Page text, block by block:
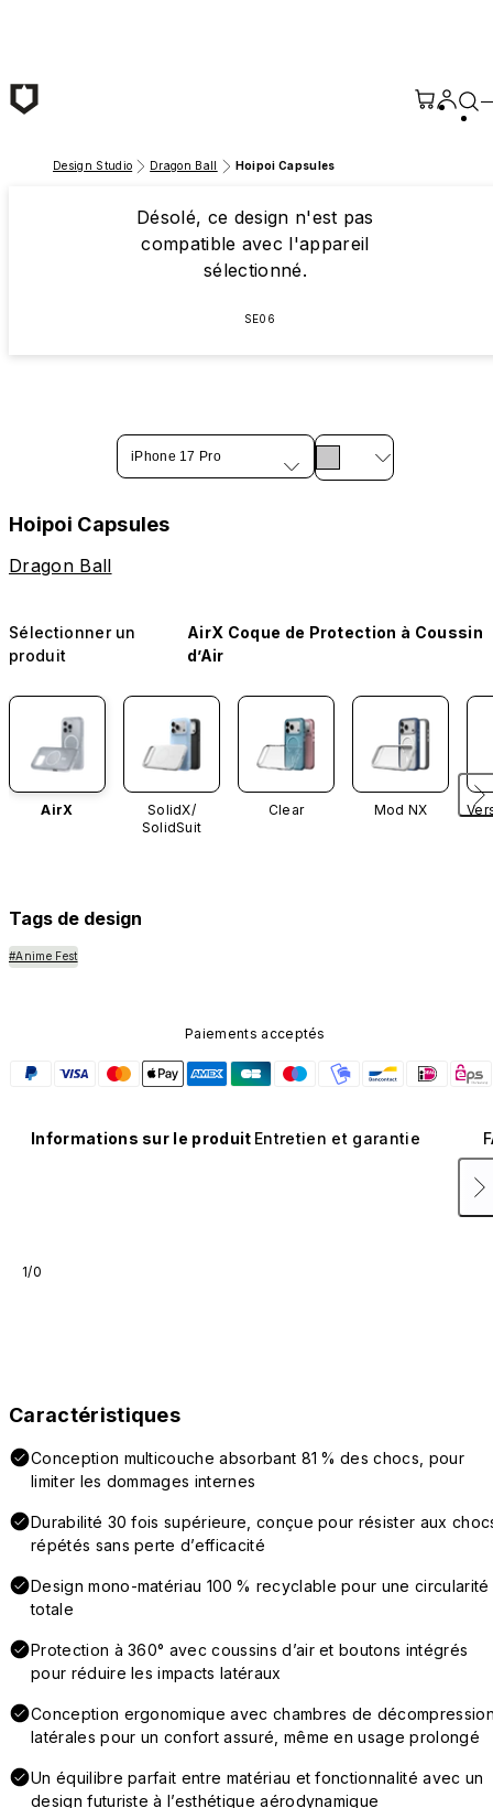
Design Studio Dragon Ball Hoipoi Capsules
Désolé, ce design n'est pas
compatible avec l'appareil
sélectionné.
SE06
iPhone 17 Pro
Hoipoi Capsules
Dragon Ball
Sélectionner un
produit
AirX Coque de Protection à Coussin
d’Air
AirX
SolidX/
SolidSuit
Clear Mod NX
Tags de design
#Anime Fest
Paiements acceptés
Informations sur le produit Entretien et garantie
1/0
Caractéristiques
Conception multicouche absorbant 81 % des chocs, pour
limiter les dommages internes
Durabilité 30 fois supérieure, conçue pour résister aux
répétés sans perte d’efficacité
Design mono-matériau 100 % recyclable pour une circularité
totale
Protection à 360° avec coussins d’air et boutons intégrés
pour réduire les impacts latéraux
Conception ergonomique avec chambres de
latérales pour un confort assuré, même en usage prolongé
Un équilibre parfait entre matériau et fonctionnalité avec un
design futuriste à l’esthétique aérodynamique